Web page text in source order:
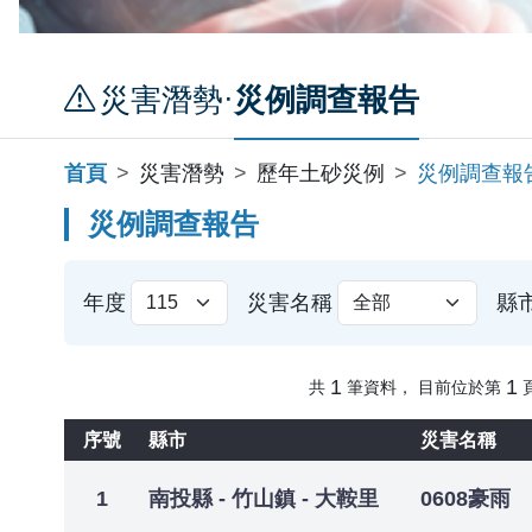
災害潛勢·災例調查報告
首頁 災害潛勢 歷年土砂災例 災例調查報
災例調查報告
篩選條件
年度 災害名稱 縣
共 1 筆資料， 目前位於第 1
序號 縣市 災害名稱
1 南投縣 - 竹山鎮 - 大鞍里 0608豪雨